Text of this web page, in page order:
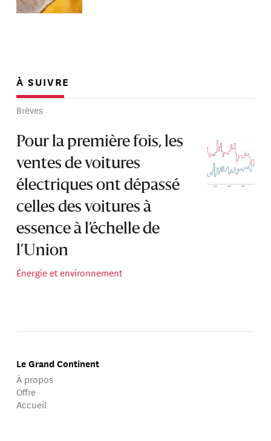
À SUIVRE
Brèves
Pour la première fois, les
ventes de voitures
électriques ont dépassé
celles des voitures à
essence à l’échelle de
l’Union
Énergie et environnement
Le Grand Continent
À propos
Offre
Accueil